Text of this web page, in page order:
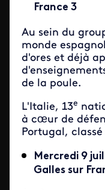
France 3
Au sein du
monde
d'ores et déjà
de la poule.
L'Italie, 13e
à cœur de
Portugal,
Mercredi 9
Galles sur